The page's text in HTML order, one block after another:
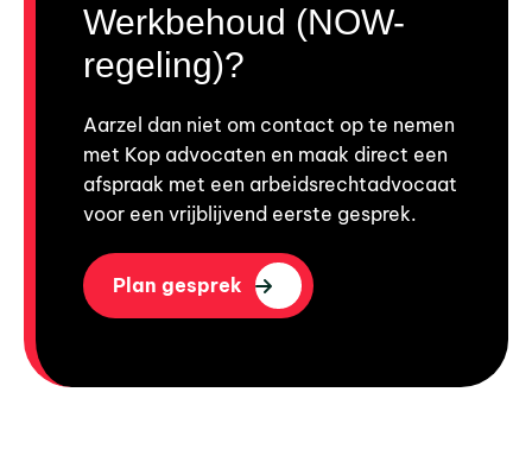
Werkbehoud (NOW-
regeling)?
Aarzel dan niet om contact op te nemen
met Kop advocaten en maak direct een
afspraak met een arbeidsrechtadvocaat
voor een vrijblijvend eerste gesprek.
Plan gesprek